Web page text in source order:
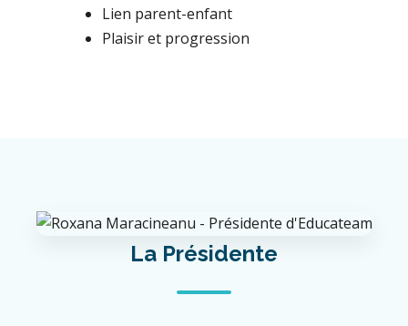
Lien parent-enfant
Plaisir et progression
La Présidente